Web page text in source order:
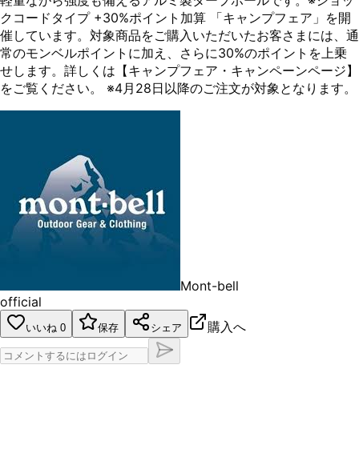
クコードタイプ +30%ポイント加算 「キャンプフェア」を開
催しています。対象商品をご購入いただいたお客さまには、通
常のモンベルポイントに加え、さらに30%のポイントを上乗
せします。詳しくは【キャンプフェア・キャンペーンページ】
をご覧ください。 ※4月28日以降のご注文が対象となります。
Mont-bell
official
いいね 0 保存 シェア 購入へ